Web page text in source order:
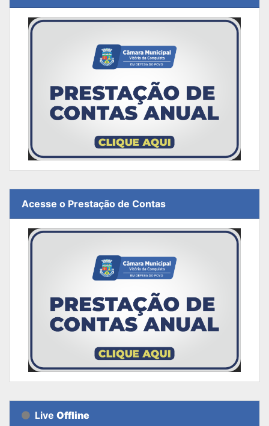
Acesse o Prestação de Contas
Live Offline